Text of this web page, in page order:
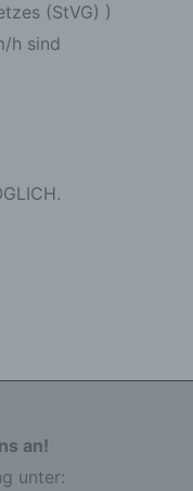
(StVG) )
h sind
an!
unter: